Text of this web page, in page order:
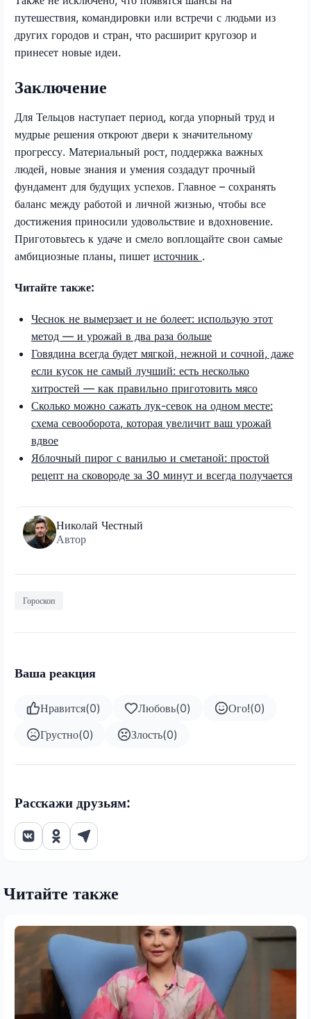
путешествия, командировки или встречи с людьми из
других городов и стран, что расширит кругозор и
принесет новые идеи.
Заключение
Для Тельцов наступает период, когда упорный труд и
мудрые решения откроют двери к значительному
прогрессу. Материальный рост, поддержка важных
людей, новые знания и умения создадут прочный
фундамент для будущих успехов. Главное – сохранять
баланс между работой и личной жизнью, чтобы все
достижения приносили удовольствие и вдохновение.
Приготовьтесь к удаче и смело воплощайте свои самые
амбициозные планы, пишет источник .
Читайте также:
Чеснок не вымерзает и не болеет: использую этот
метод — и урожай в два раза больше
Говядина всегда будет мягкой, нежной и сочной, даже
если кусок не самый лучший: есть несколько
хитростей — как правильно приготовить мясо
Сколько можно сажать лук-севок на одном месте:
схема севооборота, которая увеличит ваш урожай
вдвое
Яблочный пирог с ванилью и сметаной: простой
рецепт на сковороде за 30 минут и всегда получается
Николай Честный
Автор
Гороскоп
Ваша реакция
Нравится(0) Любовь(0) Ого!(0)
Грустно(0) Злость(0)
Расскажи друзьям:
Читайте также